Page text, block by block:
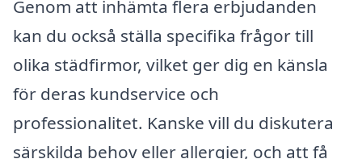
Genom att inhämta flera erbjudanden
kan du också ställa specifika frågor till
olika städfirmor, vilket ger dig en känsla
för deras kundservice och
professionalitet. Kanske vill du diskutera
särskilda behov eller allergier, och att få